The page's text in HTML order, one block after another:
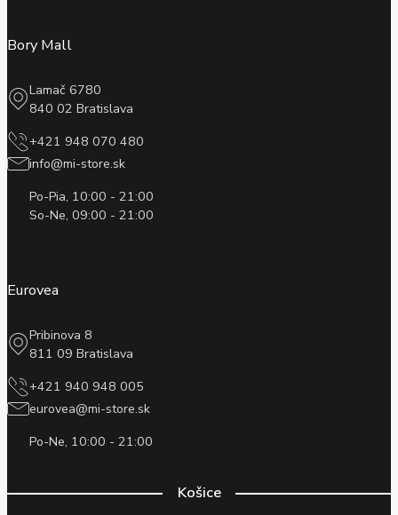
Bory Mall
Lamač 6780
840 02 Bratislava
+421 948 070 480
info@mi-store.sk
Po-Pia, 10:00 - 21:00
So-Ne, 09:00 - 21:00
Eurovea
Pribinova 8
811 09 Bratislava
+421 940 948 005
eurovea@mi-store.sk
Po-Ne, 10:00 - 21:00
Košice